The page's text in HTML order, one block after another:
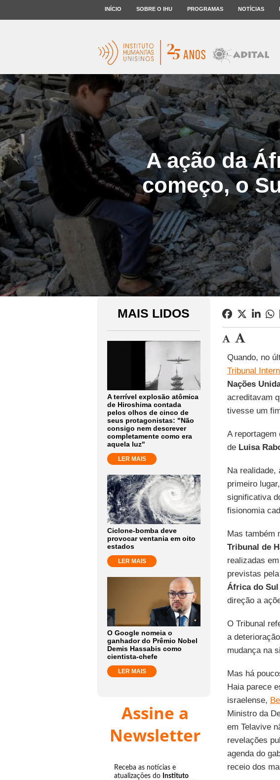
INÍCIO SOBRE O IHU PROGRAMAS NOTÍCIAS
A ação da
começo, o
MAIS LIDOS
A terrível explosão atômica
de Hiroshima contada
pelos olhos de cinco de
seus protagonistas: "Não
consigo nem descrever
completamente como era
aquela luz"
LER MAIS
Ciclone-bomba deve
provocar ventania em oito
estados
LER MAIS
O Google nomeia o
ganhador do Prêmio Nobel
Demis Hassabis como
cientista-chefe
LER MAIS
Assine a
Newsletter
Receba as notícias e
atualizações do Instituto
Quando, no
Tribunal
Nações
acreditavam
tivesse um
A reportagem
de Luisa
Na realidade,
primeiro
significativa
fisionomia
Mas também
Tribunal de
realizadas
previstas pela
África do Sul
direção a
O Tribunal
a
mudança na
Mas há
Haia parece
israelense,
Ministro da
em Telavive
revelações
agenda do
receio dos